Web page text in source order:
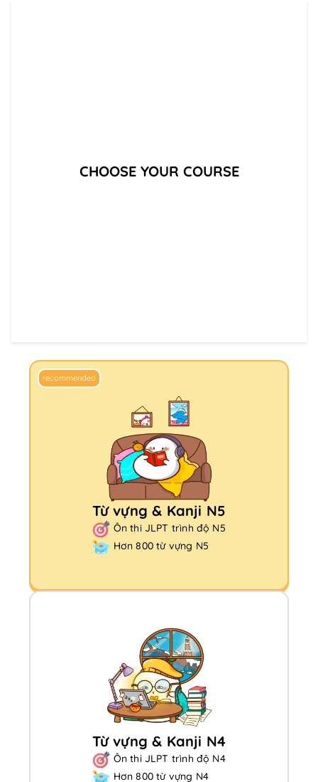
CHOOSE YOUR COURSE
Từ vựng & Kanji N5
Ôn thi JLPT trình độ N5
Hơn 800 từ vựng N5
recommended
Từ vựng & Kanji N4
Ôn thi JLPT trình độ N4
Hơn 800 từ vựng N4